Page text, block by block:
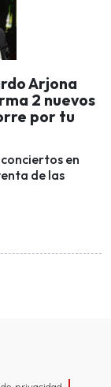
Arjona
2 nuevos
por tu
en
de las